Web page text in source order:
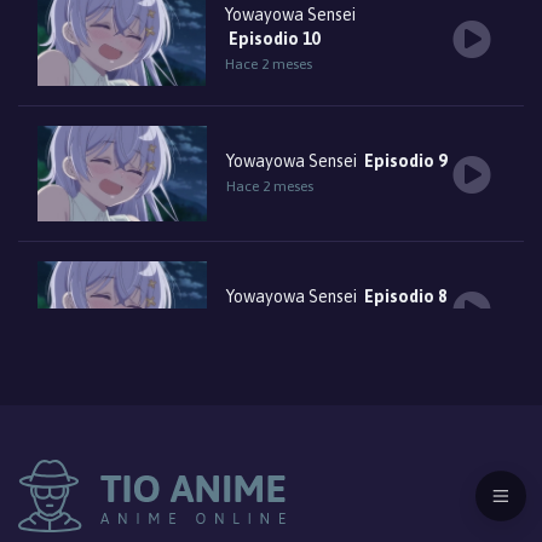
Yowayowa Sensei
Episodio 10
Hace 2 meses
Yowayowa Sensei Episodio 9
Hace 2 meses
Yowayowa Sensei Episodio 8